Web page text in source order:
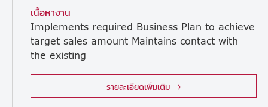
เนื้อหางาน
Implements required Business Plan to achieve
target sales amount Maintains contact with
the existing
รายละเอียดเพิ่มเติม